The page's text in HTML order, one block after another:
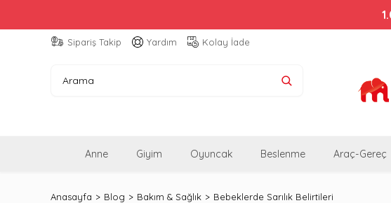
Sipariş Takip Yardım Kolay İade
Anne Giyim Oyuncak Beslenme Araç-Gereç
Anasayfa Blog Bakım & Sağlık Bebeklerde Sarılık Belirtileri